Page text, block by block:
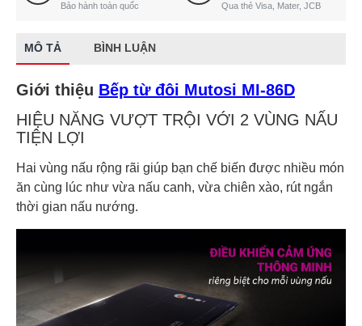
Bảo hành toàn quốc Qua thẻ Visa, Mater, JCB
MÔ TẢ BÌNH LUẬN
Giới thiệu Bếp từ đôi Mutosi MI-86D
HIỆU NĂNG VƯỢT TRỘI VỚI 2 VÙNG NẤU
TIỆN LỢI
Hai vùng nấu rộng rãi giúp bạn chế biến được nhiều món
ăn cùng lúc như vừa nấu canh, vừa chiên xào, rút ngắn
thời gian nấu nướng.